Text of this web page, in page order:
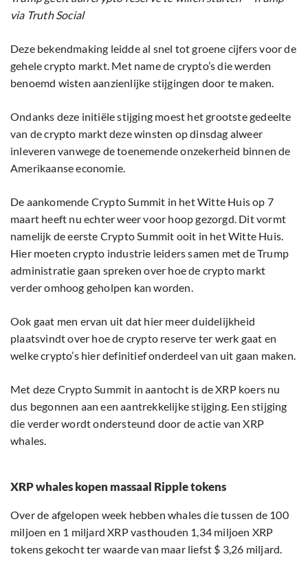
via Truth Social
Deze bekendmaking leidde al snel tot groene cijfers voor de
gehele crypto markt. Met name de crypto’s die werden
benoemd wisten aanzienlijke stijgingen door te maken.
Ondanks deze initiële stijging moest het grootste gedeelte
van de crypto markt deze winsten op dinsdag alweer
inleveren vanwege de toenemende onzekerheid binnen de
Amerikaanse economie.
De aankomende Crypto Summit in het Witte Huis op 7
maart heeft nu echter weer voor hoop gezorgd. Dit vormt
namelijk de eerste Crypto Summit ooit in het Witte Huis.
Hier moeten crypto industrie leiders samen met de Trump
administratie gaan spreken over hoe de crypto markt
verder omhoog geholpen kan worden.
Ook gaat men ervan uit dat hier meer duidelijkheid
plaatsvindt over hoe de crypto reserve ter werk gaat en
welke crypto’s hier definitief onderdeel van uit gaan maken.
Met deze Crypto Summit in aantocht is de XRP koers nu
dus begonnen aan een aantrekkelijke stijging. Een stijging
die verder wordt ondersteund door de actie van XRP
whales.
XRP whales kopen massaal Ripple tokens
Over de afgelopen week hebben whales die tussen de 100
miljoen en 1 miljard XRP vasthouden 1,34 miljoen XRP
tokens gekocht ter waarde van maar liefst $ 3,26 miljard.